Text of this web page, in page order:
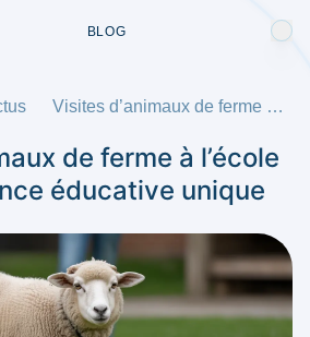
BLOG
Visites d’animaux de ferme à l’école : une expérience éducative unique
de ferme à l’école
éducative unique